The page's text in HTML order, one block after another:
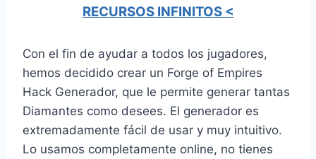
RECURSOS INFINITOS <
Con el fin de ayudar a todos los jugadores,
hemos decidido crear un Forge of Empires
Hack Generador, que le permite generar tantas
Diamantes como desees. El generador es
extremadamente fácil de usar y muy intuitivo.
Lo usamos completamente online, no tienes